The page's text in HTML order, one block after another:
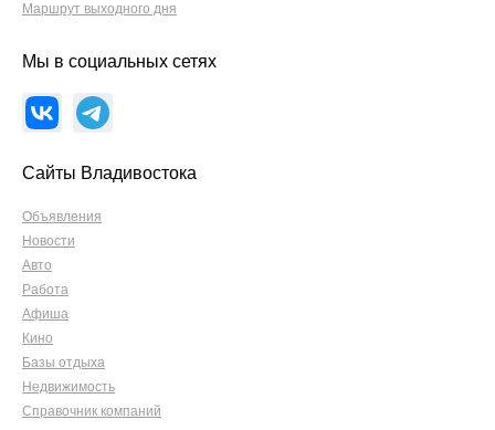
Маршрут выходного дня
Мы в социальных сетях
Сайты Владивостока
Объявления
Новости
Авто
Работа
Афиша
Кино
Базы отдыха
Недвижимость
Справочник компаний